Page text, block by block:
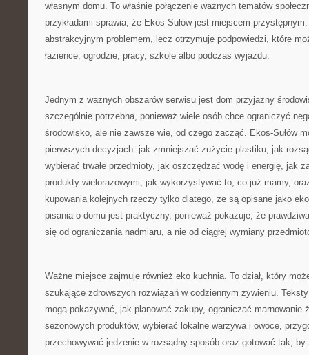
własnym domu. To właśnie połączenie ważnych tematów
przykładami sprawia, że Ekos-Sułów jest miejscem
abstrakcyjnym problemem, lecz otrzymuje podpowiedzi, które
łazience, ogrodzie, pracy, szkole albo podczas wyjazdu.
Jednym z ważnych obszarów serwisu jest dom przyjazny
szczególnie potrzebna, ponieważ wiele osób chce ograniczyć
środowisko, ale nie zawsze wie, od czego zacząć. Ekos-Sułów
pierwszych decyzjach: jak zmniejszać zużycie plastiku, jak
wybierać trwałe przedmioty, jak oszczędzać wodę i energię, jak
produkty wielorazowymi, jak wykorzystywać to, co już mamy,
kupowania kolejnych rzeczy tylko dlatego, że są opisane jako
pisania o domu jest praktyczny, ponieważ pokazuje, że
się od ograniczania nadmiaru, a nie od ciągłej wymiany
Ważne miejsce zajmuje również eko kuchnia. To dział, który
szukające zdrowszych rozwiązań w codziennym żywieniu.
mogą pokazywać, jak planować zakupy, ograniczać marnowanie
sezonowych produktów, wybierać lokalne warzywa i owoce,
przechowywać jedzenie w rozsądny sposób oraz gotować tak,